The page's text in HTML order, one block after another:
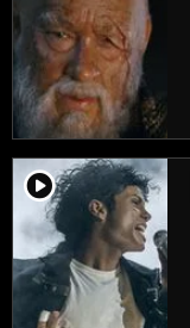
player2